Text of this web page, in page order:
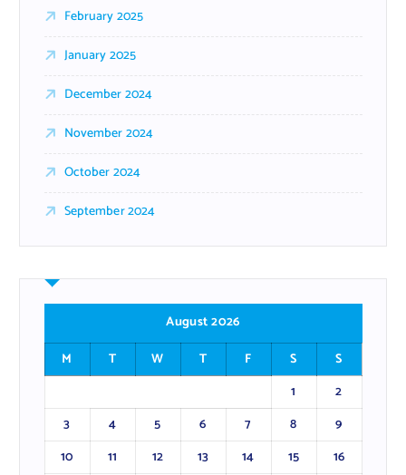
February 2025
January 2025
December 2024
November 2024
October 2024
September 2024
August 2026
M
T W T F S
S
1
2
3
4 5 6 7 8
9
10
11 12 13 14 15
16